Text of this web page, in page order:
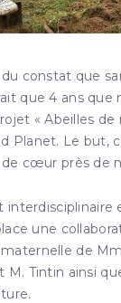
constat que
que 4 ans que
« Abeilles de
Planet. Le but,
cœur près de
interdisciplinaire
une
de
M. Tintin ainsi